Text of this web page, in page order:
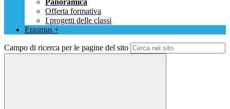
Panoramica
Offerta formativa
I progetti delle classi
Erasmus +
Campo di ricerca per le pagine del sito